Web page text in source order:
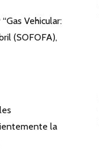
Vehicular:
(SOFOFA),
la